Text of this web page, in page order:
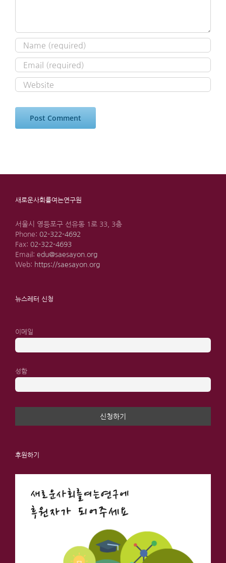
새로운사회를여는연구원
서울시 영등포구 선유동 1로 33, 3층
Phone: 02-322-4692
Fax: 02-322-4693
Email: edu@saesayon.org
Web: https://saesayon.org
뉴스레터 신청
이메일
성함
후원하기